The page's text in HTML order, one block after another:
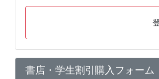
書店・学生割引購入フォーム